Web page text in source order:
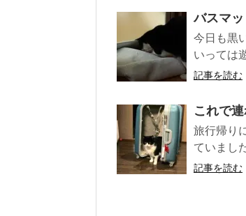
バスマ
今日も黒
いっては
記事を読む
これで
旅行帰り
ていまし
記事を読む